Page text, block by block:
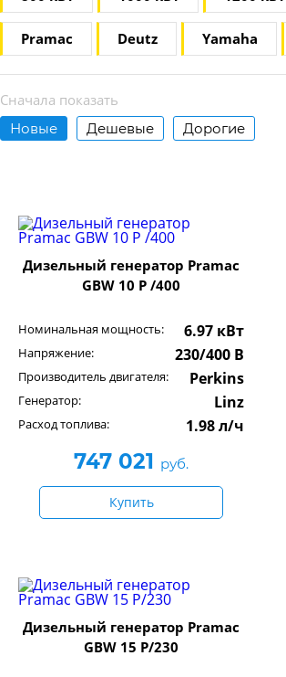
Pramac Deutz Yamaha
Сначала показать
Новые Дешевые Дорогие
Дизельный генератор Pramac
GBW 10 P /400
Номинальная мощность: 6.97 кВт
Напряжение: 230/400 В
Производитель двигателя: Perkins
Генератор: Linz
Расход топлива: 1.98 л/ч
747 021 руб.
Купить
Дизельный генератор Pramac
GBW 15 P/230